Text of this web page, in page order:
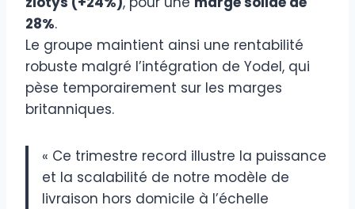
28%.
Le groupe maintient ainsi une rentabilité
robuste malgré l’intégration de Yodel, qui
pèse temporairement sur les marges
britanniques.
« Ce trimestre record illustre la puissance
et la scalabilité de notre modèle de
livraison hors domicile à l’échelle